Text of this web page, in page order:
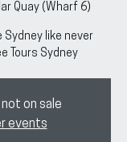
Quay (Wharf 6)
Sydney like never
Tours Sydney
on sale
events